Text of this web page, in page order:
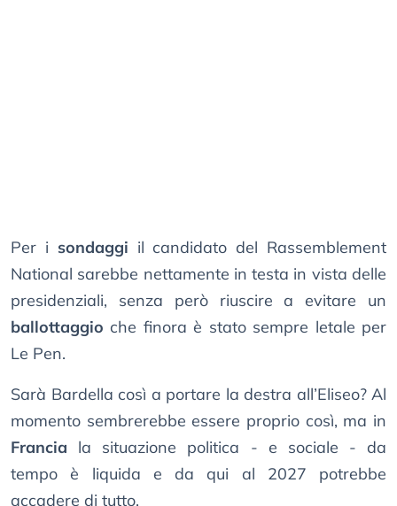
Per i sondaggi il candidato del Rassemblement
National sarebbe nettamente in testa in vista delle
presidenziali, senza però riuscire a evitare un
ballottaggio che finora è stato sempre letale per
Le Pen.
Sarà Bardella così a portare la destra all’Eliseo? Al
momento sembrerebbe essere proprio così, ma in
Francia la situazione politica - e sociale - da
tempo è liquida e da qui al 2027 potrebbe
accadere di tutto.